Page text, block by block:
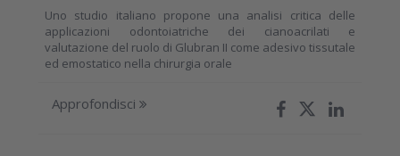
Uno studio italiano propone una analisi critica delle
applicazioni odontoiatriche dei cianoacrilati e
valutazione del ruolo di Glubran II come adesivo tissutale
ed emostatico nella chirurgia orale
Approfondisci